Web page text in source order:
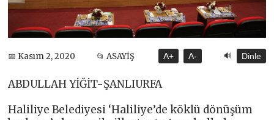
📅 Kasım 2, 2020 📂 ASAYİŞ A+ A- 🔊 Dinle
ABDULLAH YİĞİT-ŞANLIURFA
Haliliye Belediyesi ‘Haliliye’de köklü dönüşüm